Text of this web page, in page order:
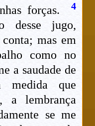
forças.
4
desse jugo,
mas em
como no
a saudade de
que
a lembrança
se me